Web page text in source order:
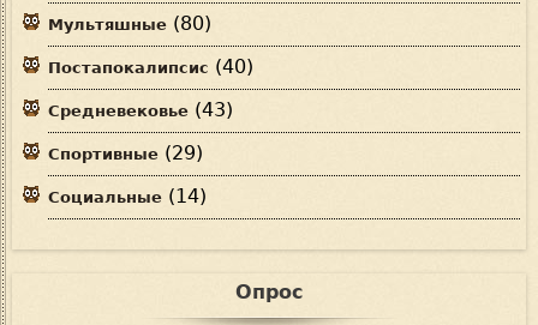
Мультяшные (80)
Постапокалипсис (40)
Средневековье (43)
Спортивные (29)
Социальные (14)
Опрос